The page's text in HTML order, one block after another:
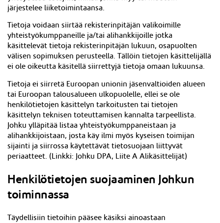
järjestelee liiketoimintaansa.
Tietoja voidaan siirtää rekisterinpitäjän valikoimille
yhteistyökumppaneille ja/tai alihankkijoille jotka
käsittelevät tietoja rekisterinpitäjän lukuun, osapuolten
välisen sopimuksen perusteella. Tällöin tietojen käsittelijällä
ei ole oikeutta käsitellä siirrettyjä tietoja omaan lukuunsa.
Tietoja ei siirretä Euroopan unionin jäsenvaltioiden alueen
tai Euroopan talousalueen ulkopuolelle, ellei se ole
henkilötietojen käsittelyn tarkoitusten tai tietojen
käsittelyn teknisen toteuttamisen kannalta tarpeellista.
Johku ylläpitää listaa yhteistyökumppaneistaan ja
alihankkijoistaan, josta käy ilmi myös kyseisen toimijan
sijainti ja siirrossa käytettävät tietosuojaan liittyvät
periaatteet. (Linkki: Johku DPA, Liite A Alikäsittelijät)
Henkilötietojen suojaaminen Johkun
toiminnassa
Täydellisiin tietoihin pääsee käsiksi ainoastaan